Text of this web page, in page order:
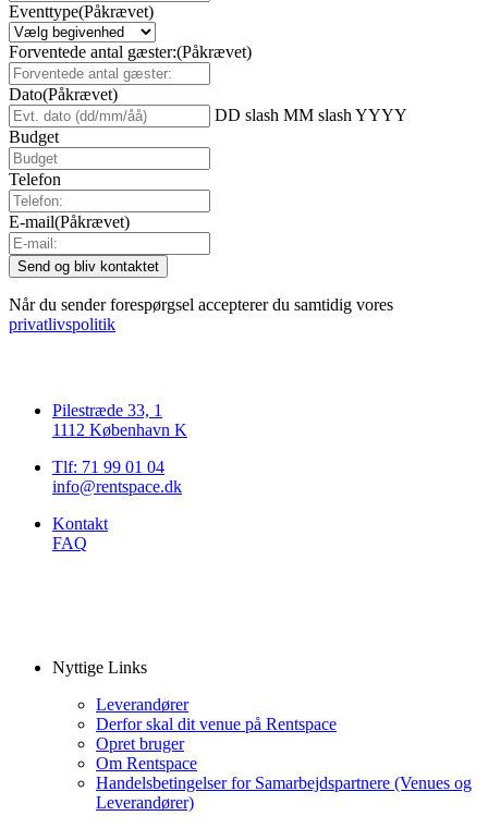
Eventtype(Påkrævet)
Forventede antal gæster:(Påkrævet)
Dato(Påkrævet)
DD slash MM slash YYYY
Budget
Telefon
E-mail(Påkrævet)
Når du sender forespørgsel accepterer du samtidig vores
privatlivspolitik
Pilestræde 33, 1
1112 København K
Tlf: 71 99 01 04
info@rentspace.dk
Kontakt
FAQ
Nyttige Links
Leverandører
Derfor skal dit venue på Rentspace
Opret bruger
Om Rentspace
Handelsbetingelser for Samarbejdspartnere (Venues og
Leverandører)